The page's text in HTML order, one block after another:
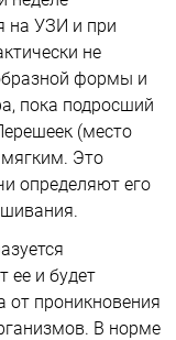
на УЗИ и при
не
формы и
пока подросший
(место
мягким. Это
определяют его
ее и будет
проникновения
В норме